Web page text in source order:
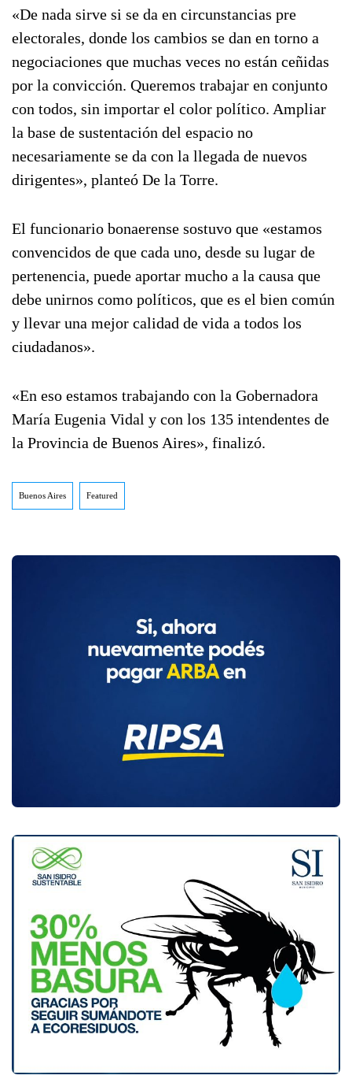
«De nada sirve si se da en circunstancias pre
electorales, donde los cambios se dan en torno a
negociaciones que muchas veces no están ceñidas
por la convicción. Queremos trabajar en conjunto
con todos, sin importar el color político. Ampliar
la base de sustentación del espacio no
necesariamente se da con la llegada de nuevos
dirigentes», planteó De la Torre.
El funcionario bonaerense sostuvo que «estamos
convencidos de que cada uno, desde su lugar de
pertenencia, puede aportar mucho a la causa que
debe unirnos como políticos, que es el bien común
y llevar una mejor calidad de vida a todos los
ciudadanos».
«En eso estamos trabajando con la Gobernadora
María Eugenia Vidal y con los 135 intendentes de
la Provincia de Buenos Aires», finalizó.
Buenos Aires Featured